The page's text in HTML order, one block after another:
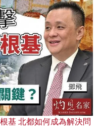
基 北都如何成為解決問